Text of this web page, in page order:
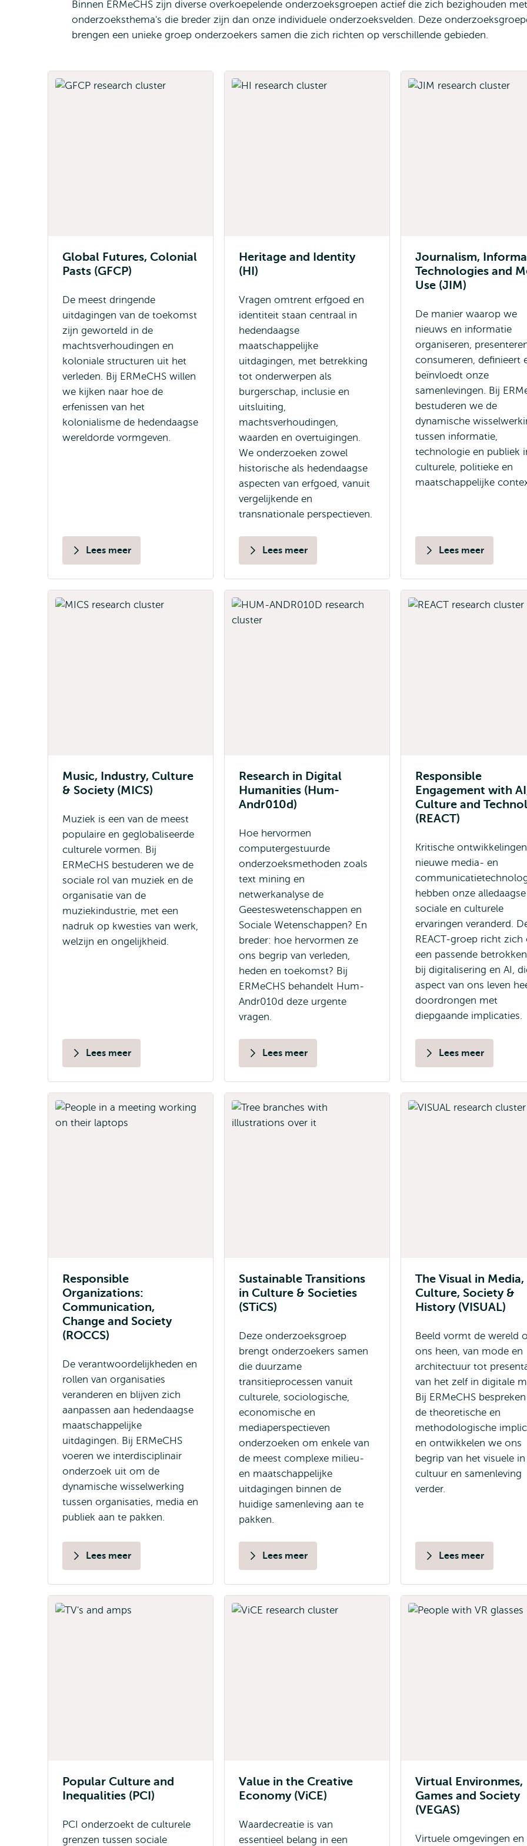
Binnen ERMeCHS zijn diverse overkoepelende onderzoeksgroepen actief die zich bezighouden met
onderzoeksthema's die breder zijn dan onze individuele onderzoeksvelden. Deze
brengen een unieke groep onderzoekers samen die zich richten op verschillende gebieden.
Global Futures, Colonial
Pasts (GFCP)
De meest dringende
uitdagingen van de toekomst
zijn geworteld in de
machtsverhoudingen en
koloniale structuren uit het
verleden. Bij ERMeCHS willen
we kijken naar hoe de
erfenissen van het
kolonialisme de hedendaagse
wereldorde vormgeven.
Lees meer
Heritage and Identity
(HI)
Vragen omtrent erfgoed en
identiteit staan centraal in
hedendaagse
maatschappelijke
uitdagingen, met betrekking
tot onderwerpen als
burgerschap, inclusie en
uitsluiting,
machtsverhoudingen,
waarden en overtuigingen.
We onderzoeken zowel
historische als hedendaagse
aspecten van erfgoed, vanuit
vergelijkende en
transnationale perspectieven.
Lees meer
Journalism,
Technologies and
Use (JIM)
De manier waarop we
nieuws en informatie
organiseren,
consumeren, definieert
beïnvloedt onze
samenlevingen. Bij
bestuderen we de
dynamische
tussen informatie,
technologie en publiek
culturele, politieke en
maatschappelijke
Lees meer
Music, Industry, Culture
& Society (MICS)
Muziek is een van de meest
populaire en geglobaliseerde
culturele vormen. Bij
ERMeCHS bestuderen we de
sociale rol van muziek en de
organisatie van de
muziekindustrie, met een
nadruk op kwesties van werk,
welzijn en ongelijkheid.
Lees meer
Research in Digital
Humanities (Hum-
Andr010d)
Hoe hervormen
computergestuurde
onderzoeksmethoden zoals
text mining en
netwerkanalyse de
Geesteswetenschappen en
Sociale Wetenschappen? En
breder: hoe hervormen ze
ons begrip van verleden,
heden en toekomst? Bij
ERMeCHS behandelt Hum-
Andr010d deze urgente
vragen.
Lees meer
Responsible
Engagement with
Culture and
(REACT)
Kritische
nieuwe media- en
hebben onze alledaagse
sociale en culturele
ervaringen veranderd.
REACT-groep richt zich
een passende
bij digitalisering en AI,
aspect van ons leven
doordrongen met
diepgaande implicaties.
Lees meer
Responsible
Organizations:
Communication,
Change and Society
(ROCCS)
De verantwoordelijkheden en
rollen van organisaties
veranderen en blijven zich
aanpassen aan hedendaagse
maatschappelijke
uitdagingen. Bij ERMeCHS
voeren we interdisciplinair
onderzoek uit om de
dynamische wisselwerking
tussen organisaties, media en
publiek aan te pakken.
Lees meer
Sustainable Transitions
in Culture & Societies
(STiCS)
Deze onderzoeksgroep
brengt onderzoekers samen
die duurzame
transitieprocessen vanuit
culturele, sociologische,
economische en
mediaperspectieven
onderzoeken om enkele van
de meest complexe milieu-
en maatschappelijke
uitdagingen binnen de
huidige samenleving aan te
pakken.
Lees meer
The Visual in Media,
Culture, Society &
History (VISUAL)
Beeld vormt de wereld
ons heen, van mode en
architectuur tot
van het zelf in digitale
Bij ERMeCHS
de theoretische en
methodologische
en ontwikkelen we ons
begrip van het visuele in
cultuur en samenleving
verder.
Lees meer
Popular Culture and
Inequalities (PCI)
PCI onderzoekt de culturele
grenzen tussen sociale
Value in the Creative
Economy (ViCE)
Waardecreatie is van
essentieel belang in een
Virtual Environmes,
Games and Society
(VEGAS)
Virtuele omgevingen en